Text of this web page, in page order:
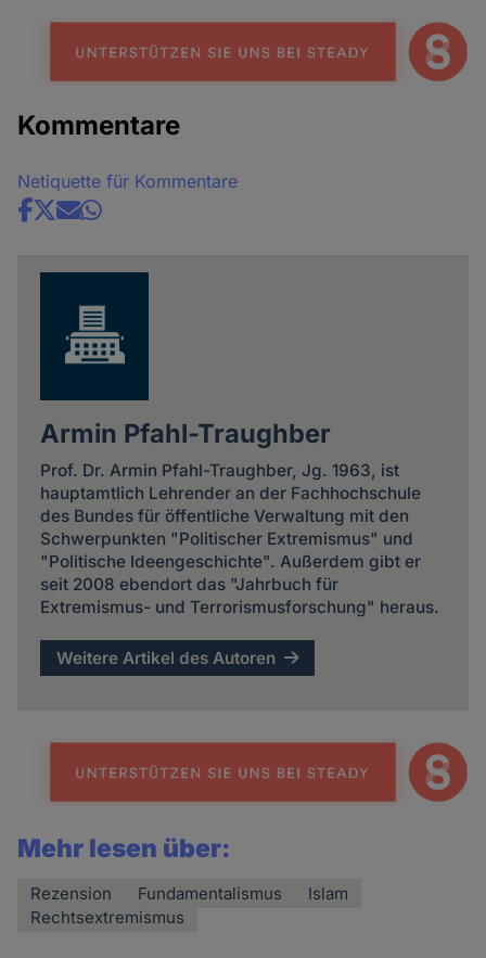
Kommentare
Netiquette für Kommentare
Share
Armin Pfahl-Traughber
Prof. Dr. Armin Pfahl-Traughber, Jg. 1963, ist
hauptamtlich Lehrender an der Fachhochschule
des Bundes für öffentliche Verwaltung mit den
Schwerpunkten "Politischer Extremismus" und
"Politische Ideengeschichte". Außerdem gibt er
seit 2008 ebendort das "Jahrbuch für
Extremismus- und Terrorismusforschung" heraus.
Weitere Artikel des Autoren
Mehr lesen über:
Rezension Fundamentalismus
Islam
Rechtsextremismus